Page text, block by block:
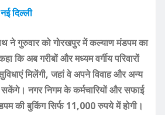
दिल्ली
ने गुरुवार को गोरखपुर में कल्याण मंडपम का
कि अब गरीबों और मध्यम वर्गीय परिवारों
मिलेंगी, जहां वे अपने विवाह और अन्य
नगर निगम के कर्मचारियों और सफाई
की बुकिंग सिर्फ 11,000 रुपये में होगी।